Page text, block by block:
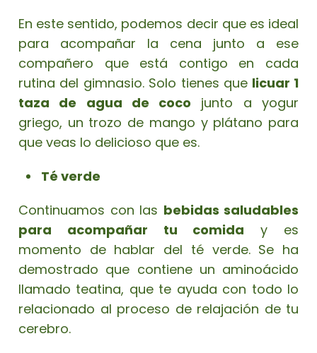
En este sentido, podemos decir que es ideal
para acompañar la cena junto a ese
compañero que está contigo en cada
rutina del gimnasio. Solo tienes que licuar 1
taza de agua de coco junto a yogur
griego, un trozo de mango y plátano para
que veas lo delicioso que es.
Té verde
Continuamos con las bebidas saludables
para acompañar tu comida y es
momento de hablar del té verde. Se ha
demostrado que contiene un aminoácido
llamado teatina, que te ayuda con todo lo
relacionado al proceso de relajación de tu
cerebro.